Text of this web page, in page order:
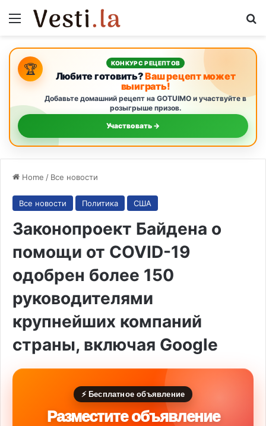
Menu
🏆 КОНКУРС РЕЦЕПТОВ
Любите готовить?Ваш рецепт может
выиграть!
Добавьте домашний рецепт на GOTUIMO и участвуйте в
розыгрыше призов.
Участвовать →
Home / Все новости
Все новости Политика США
Законопроект Байдена о
помощи от COVID-19
одобрен более 150
руководителями
крупнейших компаний
страны, включая Google
⚡ Бесплатное объявление
Разместите объявление